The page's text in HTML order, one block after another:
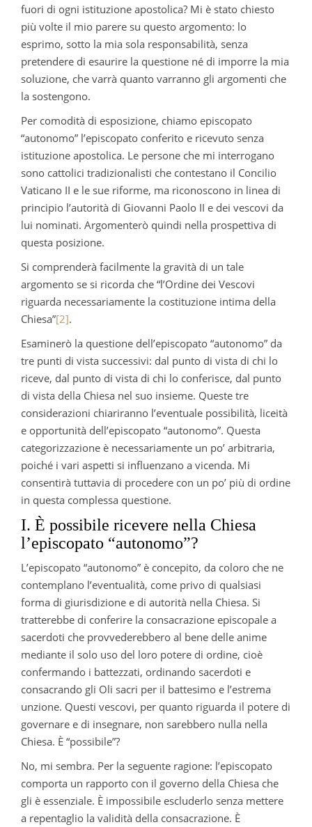
fuori di ogni istituzione apostolica? Mi è stato chiesto
più volte il mio parere su questo argomento: lo
esprimo, sotto la mia sola responsabilità, senza
pretendere di esaurire la questione né di imporre la mia
soluzione, che varrà quanto varranno gli argomenti che
la sostengono.
Per comodità di esposizione, chiamo episcopato
“autonomo” l’episcopato conferito e ricevuto senza
istituzione apostolica. Le persone che mi interrogano
sono cattolici tradizionalisti che contestano il Concilio
Vaticano II e le sue riforme, ma riconoscono in linea di
principio l’autorità di Giovanni Paolo II e dei vescovi da
lui nominati. Argomenterò quindi nella prospettiva di
questa posizione.
Si comprenderà facilmente la gravità di un tale
argomento se si ricorda che “l’Ordine dei Vescovi
riguarda necessariamente la costituzione intima della
Chiesa”[2].
Esaminerò la questione dell’episcopato “autonomo” da
tre punti di vista successivi: dal punto di vista di chi lo
riceve, dal punto di vista di chi lo conferisce, dal punto
di vista della Chiesa nel suo insieme. Queste tre
considerazioni chiariranno l’eventuale possibilità, liceità
e opportunità dell’episcopato “autonomo”. Questa
categorizzazione è necessariamente un po’ arbitraria,
poiché i vari aspetti si influenzano a vicenda. Mi
consentirà tuttavia di procedere con un po’ più di ordine
in questa complessa questione.
I. È possibile ricevere nella Chiesa
l’episcopato “autonomo”?
L’episcopato “autonomo” è concepito, da coloro che ne
contemplano l’eventualità, come privo di qualsiasi
forma di giurisdizione e di autorità nella Chiesa. Si
tratterebbe di conferire la consacrazione episcopale a
sacerdoti che provvederebbero al bene delle anime
mediante il solo uso del loro potere di ordine, cioè
confermando i battezzati, ordinando sacerdoti e
consacrando gli Oli sacri per il battesimo e l’estrema
unzione. Questi vescovi, per quanto riguarda il potere di
governare e di insegnare, non sarebbero nulla nella
Chiesa. È “possibile”?
No, mi sembra. Per la seguente ragione: l’episcopato
comporta un rapporto con il governo della Chiesa che
gli è essenziale. È impossibile escluderlo senza mettere
a repentaglio la validità della consacrazione. È